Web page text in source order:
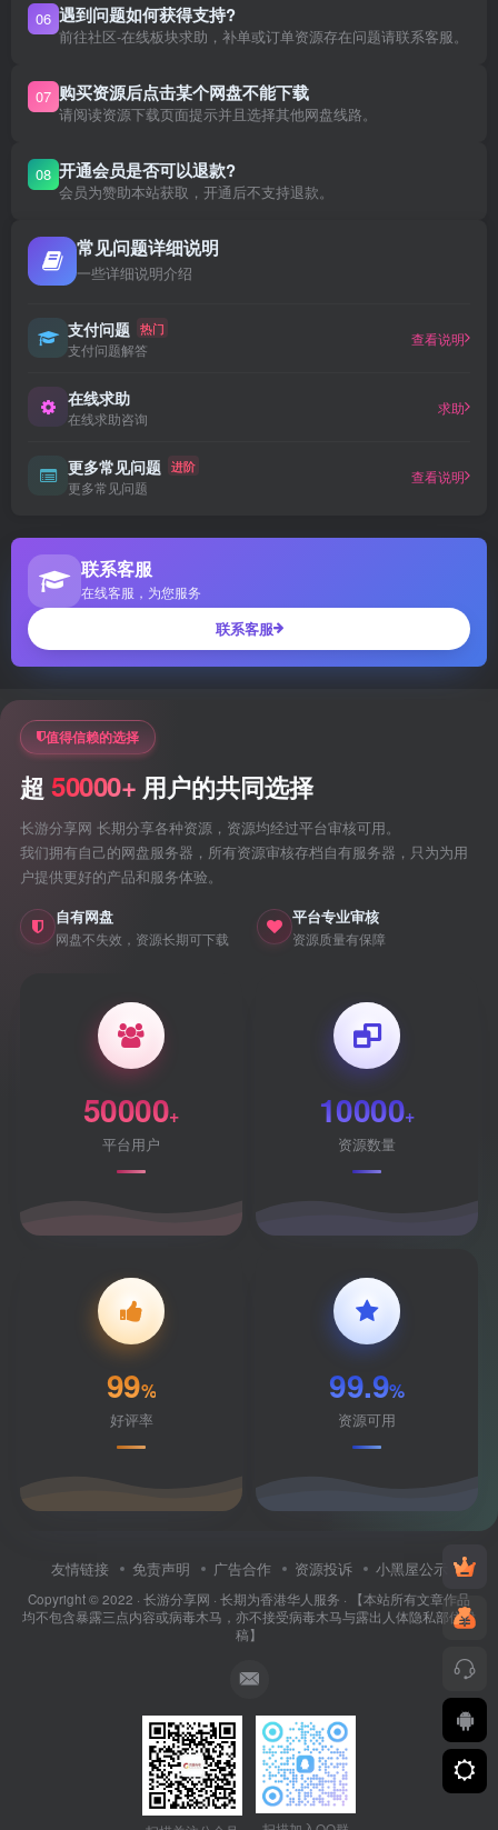
06 遇到问题如何获得支持?
前往社区-在线板块求助，补单或订单资源存在问题请联系客服。
07 购买资源后点击某个网盘不能下载
请阅读资源下载页面提示并且选择其他网盘线路。
08 开通会员是否可以退款?
会员为赞助本站获取，开通后不支持退款。
常见问题详细说明
一些详细说明介绍
支付问题 热门
支付问题解答
查看说明
在线求助
在线求助咨询
求助
更多常见问题 进阶
更多常见问题
查看说明
联系客服
在线客服，为您服务
联系客服
值得信赖的选择
超 50000+ 用户的共同选择
长游分享网 长期分享各种资源，资源均经过平台审核可用。
我们拥有自己的网盘服务器，所有资源审核存档自有服务器，只为为用
户提供更好的产品和服务体验。
自有网盘
网盘不失效，资源长期可下载
平台专业审核
资源质量有保障
50000+
平台用户
10000+
资源数量
99%
好评率
99.9%
资源可用
友情链接 免责声明 广告合作 资源投诉 小黑屋公示
Copyright © 2022 · 长游分享网 · 长期为香港华人服务 · 【本站所有文章作品
均不包含暴露三点内容或病毒木马，亦不接受病毒木马与露出人体隐私部位投
稿】